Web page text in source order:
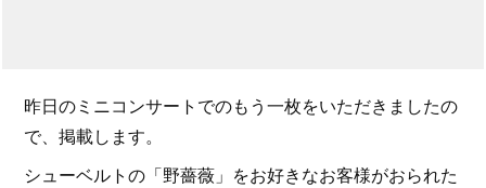
昨日のミニコンサートでのもう一枚をいただきましたの
で、掲載します。
シューベルトの「野薔薇」をお好きなお客様がおられた